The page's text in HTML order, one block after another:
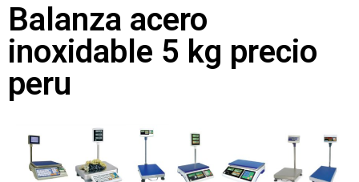
Balanza acero
inoxidable 5 kg precio
peru